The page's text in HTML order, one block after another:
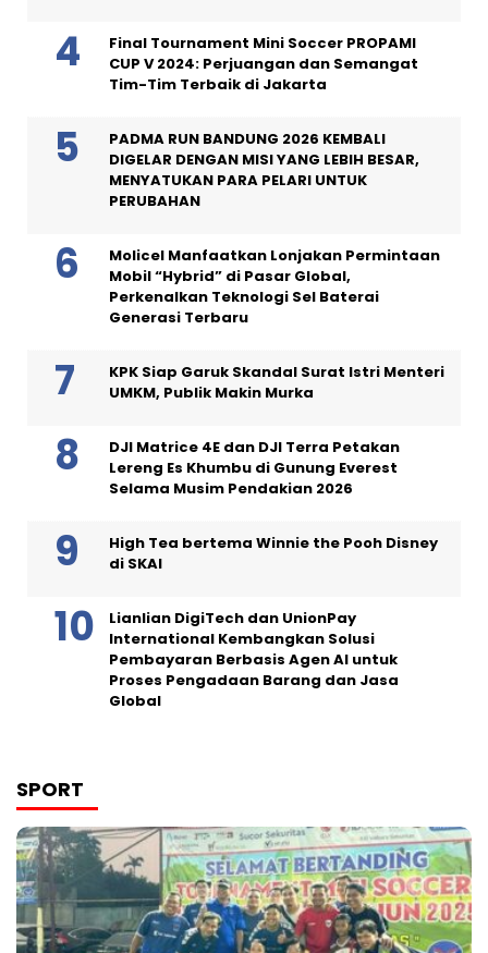
Final Tournament Mini Soccer PROPAMI
CUP V 2024: Perjuangan dan Semangat
Tim-Tim Terbaik di Jakarta
PADMA RUN BANDUNG 2026 KEMBALI
DIGELAR DENGAN MISI YANG LEBIH BESAR,
MENYATUKAN PARA PELARI UNTUK
PERUBAHAN
Molicel Manfaatkan Lonjakan Permintaan
Mobil “Hybrid” di Pasar Global,
Perkenalkan Teknologi Sel Baterai
Generasi Terbaru
KPK Siap Garuk Skandal Surat Istri Menteri
UMKM, Publik Makin Murka
DJI Matrice 4E dan DJI Terra Petakan
Lereng Es Khumbu di Gunung Everest
Selama Musim Pendakian 2026
High Tea bertema Winnie the Pooh Disney
di SKAI
Lianlian DigiTech dan UnionPay
International Kembangkan Solusi
Pembayaran Berbasis Agen AI untuk
Proses Pengadaan Barang dan Jasa
Global
SPORT